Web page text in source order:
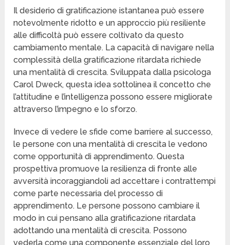
Il desiderio di gratificazione istantanea può essere
notevolmente ridotto e un approccio più resiliente
alle difficoltà può essere coltivato da questo
cambiamento mentale. La capacità di navigare nella
complessità della gratificazione ritardata richiede
una mentalità di crescita. Sviluppata dalla psicologa
Carol Dweck, questa idea sottolinea il concetto che
l’attitudine e l’intelligenza possono essere migliorate
attraverso l’impegno e lo sforzo.
Invece di vedere le sfide come barriere al successo,
le persone con una mentalità di crescita le vedono
come opportunità di apprendimento. Questa
prospettiva promuove la resilienza di fronte alle
avversità incoraggiandoli ad accettare i contrattempi
come parte necessaria del processo di
apprendimento. Le persone possono cambiare il
modo in cui pensano alla gratificazione ritardata
adottando una mentalità di crescita. Possono
vederla come una componente essenziale del loro